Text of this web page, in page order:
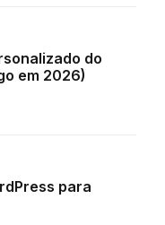
do
em 2026)
para